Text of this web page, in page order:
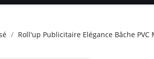
Roll'up Publicitaire Elégance Bâche